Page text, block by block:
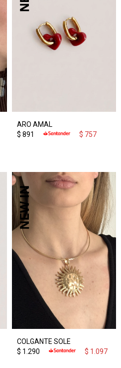
ARO AMAL
$ 891 $ 757
COLGANTE SOLE
$ 1.290 $ 1.097